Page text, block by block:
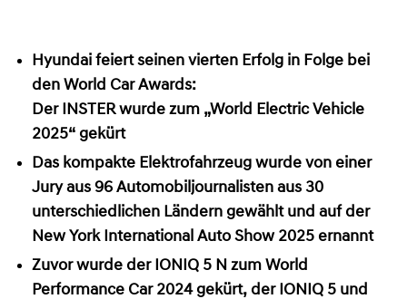
Hyundai feiert seinen vierten Erfolg in Folge bei
den World Car Awards:
Der INSTER wurde zum „World Electric Vehicle
2025“ gekürt
Das kompakte Elektrofahrzeug wurde von einer
Jury aus 96 Automobiljournalisten aus 30
unterschiedlichen Ländern gewählt und auf der
New York International Auto Show 2025 ernannt
Zuvor wurde der IONIQ 5 N zum World
Performance Car 2024 gekürt, der IONIQ 5 und